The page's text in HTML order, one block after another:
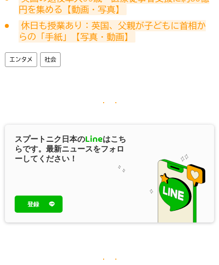
円を集める【動画・写真】
休日も授業あり：英国、父親が子どもに首相か
らの「手紙」【写真・動画】
エンタメ 社会
スプートニク日本のLineはこち
らです。最新ニュースをフォロ
ーしてください！
登録